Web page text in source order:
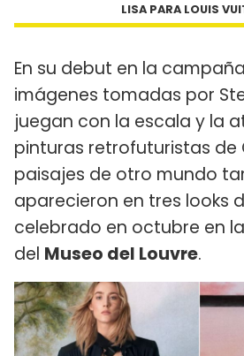
LISA PARA LOUIS
En su debut en la
imágenes tomadas por
juegan con la escala y la
pinturas retrofuturistas de
paisajes de otro mundo
aparecieron en tres looks
celebrado en octubre en la
del Museo del Louvre.